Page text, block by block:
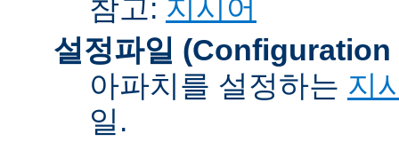
참고: 지시어
설정파일 (Configuration
아파치를 설정하는 지
일.